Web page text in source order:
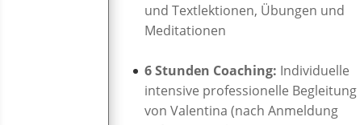
und Textlektionen, Übungen und
Meditationen
6 Stunden Coaching: Individuelle
intensive professionelle Begleitung
von Valentina (nach Anmeldung